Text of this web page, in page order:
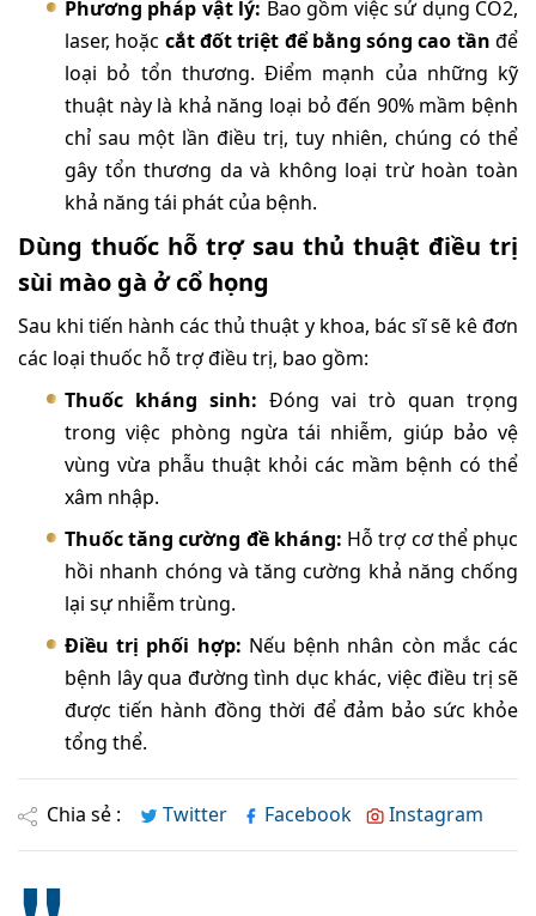
Phương pháp vật lý: Bao gồm việc sử dụng CO2,
laser, hoặc cắt đốt triệt để bằng sóng cao tần để
loại bỏ tổn thương. Điểm mạnh của những kỹ
thuật này là khả năng loại bỏ đến 90% mầm bệnh
chỉ sau một lần điều trị, tuy nhiên, chúng có thể
gây tổn thương da và không loại trừ hoàn toàn
khả năng tái phát của bệnh.
Dùng thuốc hỗ trợ sau thủ thuật điều trị
sùi mào gà ở cổ họng
Sau khi tiến hành các thủ thuật y khoa, bác sĩ sẽ kê đơn
các loại thuốc hỗ trợ điều trị, bao gồm:
Thuốc kháng sinh: Đóng vai trò quan trọng
trong việc phòng ngừa tái nhiễm, giúp bảo vệ
vùng vừa phẫu thuật khỏi các mầm bệnh có thể
xâm nhập.
Thuốc tăng cường đề kháng: Hỗ trợ cơ thể phục
hồi nhanh chóng và tăng cường khả năng chống
lại sự nhiễm trùng.
Điều trị phối hợp: Nếu bệnh nhân còn mắc các
bệnh lây qua đường tình dục khác, việc điều trị sẽ
được tiến hành đồng thời để đảm bảo sức khỏe
tổng thể.
Chia sẻ : Twitter Facebook Instagram